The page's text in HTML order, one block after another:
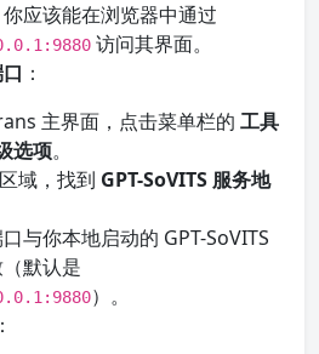
应该能在浏览器中通过
访问其界面。
：
主界面，点击菜单栏的 工具
选项。
域，找到 GPT-SoVITS 服务地
与你本地启动的 GPT-SoVITS
默认是
）。
：